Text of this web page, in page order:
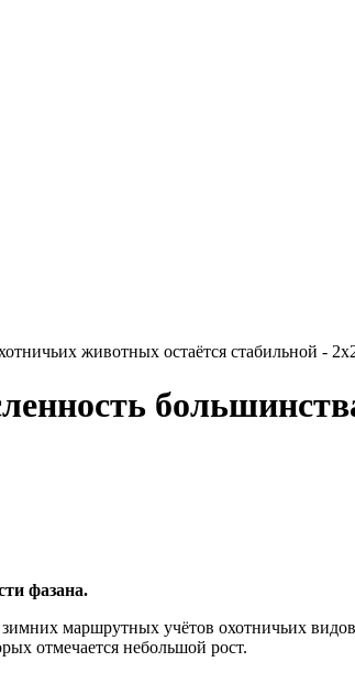
животных остаётся стабильной -
фазана.
маршрутных учётов охотничьих
отмечается небольшой рост.